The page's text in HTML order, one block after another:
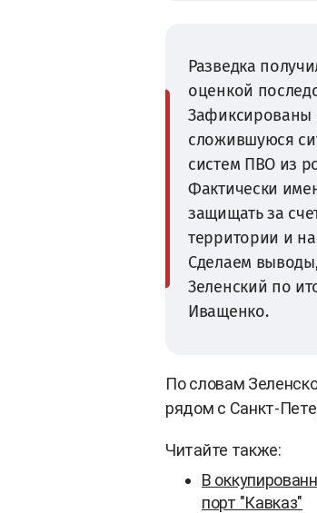
Разведка
оценкой
Зафиксированы
сложившуюся
систем ПВО из
Фактически
защищать за
территории и
Сделаем
Зеленский по
Иващенко.
По словам
рядом с Санкт-
Читайте также:
В
порт "Кавказ"